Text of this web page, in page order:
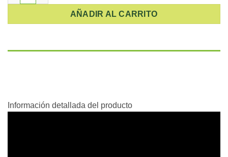
AÑADIR AL CARRITO
Información detallada del producto